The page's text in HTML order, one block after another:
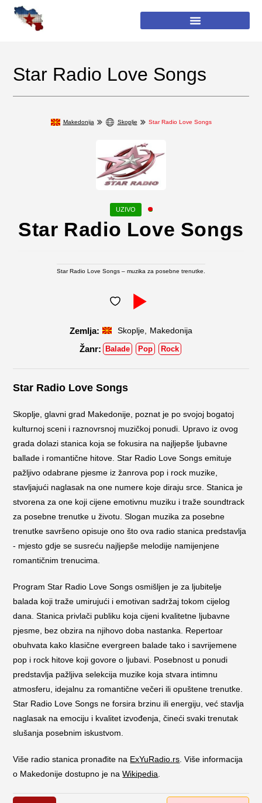
Star Radio Love Songs
Makedonija Skoplje Star Radio Love Songs
Star Radio Love Songs
Star Radio Love Songs – muzika za posebne trenutke.
Skoplje Makedonija
Balade Pop Rock
Star Radio Love Songs
Skoplje, glavni grad Makedonije, poznat je po svojoj bogatoj
kulturnoj sceni i raznovrsnoj muzičkoj ponudi. Upravo iz ovog
grada dolazi stanica koja se fokusira na najljepše ljubavne
ballade i romantične hitove. Star Radio Love Songs emituje
pažljivo odabrane pjesme iz žanrova pop i rock muzike,
stavljajući naglasak na one numere koje diraju srce. Stanica je
stvorena za one koji cijene emotivnu muziku i traže soundtrack
za posebne trenutke u životu. Slogan muzika za posebne
trenutke savršeno opisuje ono što ova radio stanica predstavlja
- mjesto gdje se susreću najljepše melodije namijenjene
romantičnim trenucima.
Program Star Radio Love Songs osmišljen je za ljubitelje
balada koji traže umirujući i emotivan sadržaj tokom cijelog
dana. Stanica privlači publiku koja cijeni kvalitetne ljubavne
pjesme, bez obzira na njihovo doba nastanka. Repertoar
obuhvata kako klasične evergreen balade tako i savrijemene
pop i rock hitove koji govore o ljubavi. Posebnost u ponudi
predstavlja pažljiva selekcija muzike koja stvara intimnu
atmosferu, idejalnu za romantične večeri ili opuštene trenutke.
Star Radio Love Songs ne forsira brzinu ili energiju, već stavlja
naglasak na emociju i kvalitet izvođenja, čineći svaki trenutak
slušanja posebnim iskustvom.
Više radio stanica pronađite na ExYuRadio.rs . Više informacija
o Makedonije dostupno je naWikipedia